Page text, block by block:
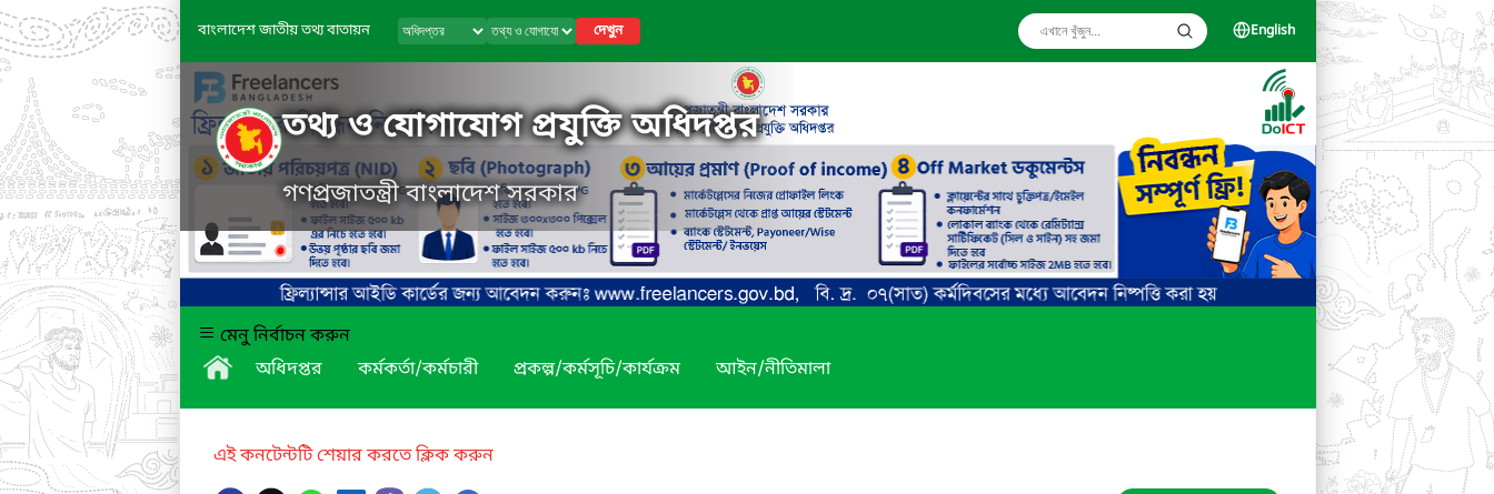
বাংলাদেশ জাতীয় তথ্য বাতায়ন দেখুন English
তথ্য ও যোগাযোগ প্রযুক্তি অধিদপ্তর
গণপ্রজাতন্ত্রী বাংলাদেশ সরকার
মেনু নির্বাচন করুন
অধিদপ্তর
কর্মকর্তা/কর্মচারী প্রকল্প/কর্মসূচি/কার্যক্রম আইন/নীতিমালা
এই কনটেন্টটি শেয়ার করতে ক্লিক করুন